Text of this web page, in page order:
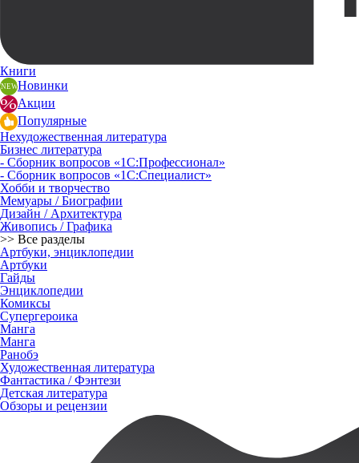
Книги
Новинки
Акции
Популярные
Нехудожественная литература
Бизнес литература
- Сборник вопросов «1С:Профессионал»
- Сборник вопросов «1С:Специалист»
Хобби и творчество
Мемуары / Биографии
Дизайн / Архитектура
Живопись / Графика
>> Все разделы
Артбуки, энциклопедии
Артбуки
Гайды
Энциклопедии
Комиксы
Супергероика
Манга
Манга
Ранобэ
Художественная литература
Фантастика / Фэнтези
Детская литература
Обзоры и рецензии